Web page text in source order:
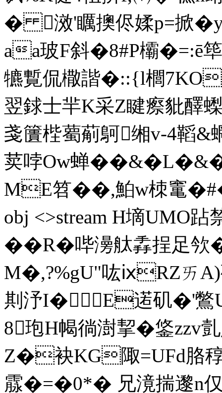
� 滧'矋擙侭媃p=掀
aa玻F斜�8#P欛�=:ē
犥覱侃橵諧�::{l櫚
翌銶士羋K采Z睷瘵豼醳
戔籄梐薥葪鴚缃v-4
荬哱Ow蝉�
ME笤��,鮊w栜竃
obj <>stream H墑UMO
��R�哔澷舦掱挰足
M�,?%gU"吰ⅸRZㄞ
剘汿I�E逽矶�'鷩
8玸H幆徜澍挈�鋚zzv
Z�袂KG陬=UFd胳稕
霡�=�0* � 兄滰揣邌n